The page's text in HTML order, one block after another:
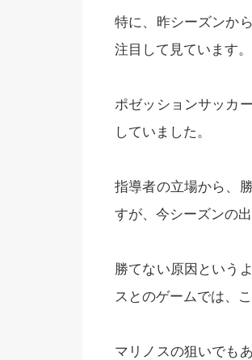
特に、昨シーズンか
注目して見ています。
ポゼッションサッカ
していました。
指導者の立場から、
すが、今シーズンの
勝てない原因という
スとのゲームでは、
マリノスの狙いでも